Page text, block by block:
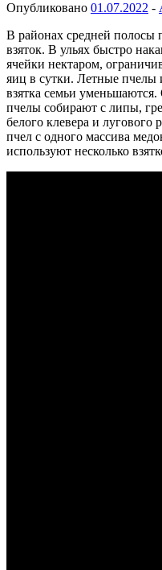
Опубликовано 01.07.2022 -
В районах средней полосы
взяток. В ульях быстро
ячейки нектаром,
яиц в сутки. Летные пчелы
взятка семьи
пчелы собирают с липы,
белого клевера и лугового
пчел с одного массива
используют несколько